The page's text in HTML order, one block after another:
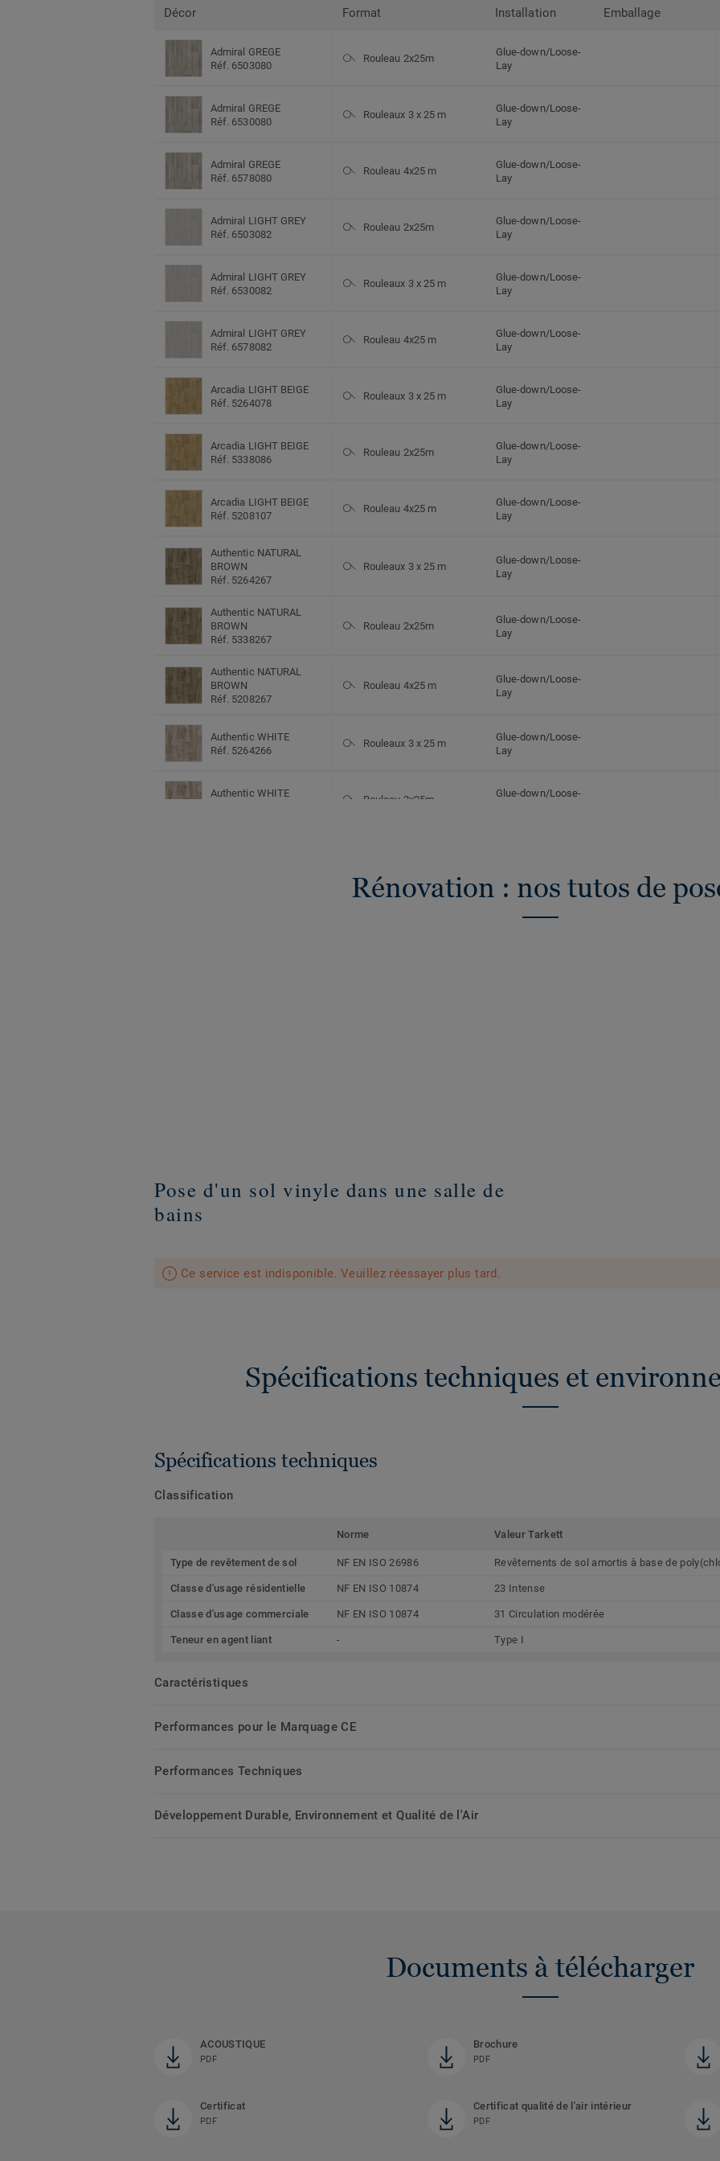
Décor Format Installation Emballage
Admiral GREGE
Réf. 6503080
Rouleau 2x25m
Glue-down/Loose-
Lay
Admiral GREGE
Réf. 6530080
Rouleaux 3 x 25 m
Glue-down/Loose-
Lay
Admiral GREGE
Réf. 6578080
Rouleau 4x25 m
Glue-down/Loose-
Lay
Admiral LIGHT GREY
Réf. 6503082
Rouleau 2x25m
Glue-down/Loose-
Lay
Admiral LIGHT GREY
Réf. 6530082
Rouleaux 3 x 25 m
Glue-down/Loose-
Lay
Admiral LIGHT GREY
Réf. 6578082
Rouleau 4x25 m
Glue-down/Loose-
Lay
Arcadia LIGHT BEIGE
Réf. 5264078
Rouleaux 3 x 25 m
Glue-down/Loose-
Lay
Arcadia LIGHT BEIGE
Réf. 5338086
Rouleau 2x25m
Glue-down/Loose-
Lay
Arcadia LIGHT BEIGE
Réf. 5208107
Rouleau 4x25 m
Glue-down/Loose-
Lay
Authentic NATURAL
BROWN
Réf. 5264267
Rouleaux 3 x 25 m
Glue-down/Loose-
Lay
Authentic NATURAL
BROWN
Réf. 5338267
Rouleau 2x25m
Glue-down/Loose-
Lay
Authentic NATURAL
BROWN
Réf. 5208267
Rouleau 4x25 m
Glue-down/Loose-
Lay
Authentic WHITE
Réf. 5264266
Rouleaux 3 x 25 m
Glue-down/Loose-
Lay
Authentic WHITE
Rouleau 2x25m
Glue-down/Loose-
Rénovation : nos tutos de
Pose d'un sol vinyle dans une salle de
bains
Ce service est indisponible. Veuillez réessayer plus tard.
Spécifications techniques et
Spécifications techniques
Classification
Norme Valeur Tarkett
Type de revêtement de sol NF EN ISO 26986 Revêtements de sol amortis à base de
Classe d'usage résidentielle NF EN ISO 10874 23 Intense
Classe d'usage commerciale NF EN ISO 10874 31 Circulation modérée
Teneur en agent liant - Type I
Caractéristiques
Performances pour le Marquage CE
Performances Techniques
Développement Durable, Environnement et Qualité de l'Air
Documents à télécharger
ACOUSTIQUE
PDF
Brochure
PDF
Certificat
PDF
Certificat qualité de l'air intérieur
PDF